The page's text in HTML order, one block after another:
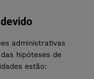
administrativas
hipóteses de
estão: